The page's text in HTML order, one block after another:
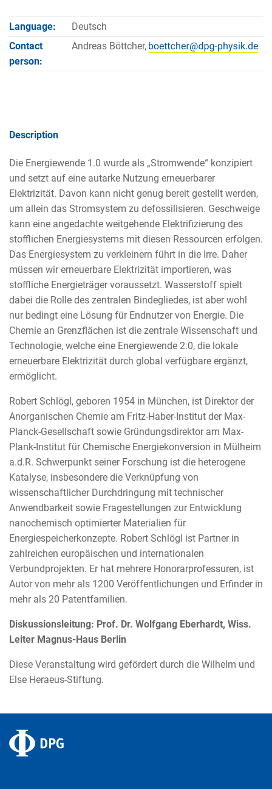
Language:
Deutsch
Contact
person:
Andreas Böttcher,
Description
Die Energiewende 1.0 wurde als „Stromwende“ konzipiert
und setzt auf eine autarke Nutzung erneuerbarer
Elektrizität. Davon kann nicht genug bereit gestellt werden,
um allein das Stromsystem zu defossilisieren. Geschweige
kann eine angedachte weitgehende Elektrifizierung des
stofflichen Energiesystems mit diesen Ressourcen erfolgen.
Das Energiesystem zu verkleinern führt in die Irre. Daher
müssen wir erneuerbare Elektrizität importieren, was
stoffliche Energieträger voraussetzt. Wasserstoff spielt
dabei die Rolle des zentralen Bindegliedes, ist aber wohl
nur bedingt eine Lösung für Endnutzer von Energie. Die
Chemie an Grenzflächen ist die zentrale Wissenschaft und
Technologie, welche eine Energiewende 2.0, die lokale
erneuerbare Elektrizität durch global verfügbare ergänzt,
ermöglicht.
Robert Schlögl, geboren 1954 in München, ist Direktor der
Anorganischen Chemie am Fritz-Haber-Institut der Max-
Planck-Gesellschaft sowie Gründungsdirektor am Max-
Plank-Institut für Chemische Energiekonversion in Mülheim
a.d.R. Schwerpunkt seiner Forschung ist die heterogene
Katalyse, insbesondere die Verknüpfung von
wissenschaftlicher Durchdringung mit technischer
Anwendbarkeit sowie Fragestellungen zur Entwicklung
nanochemisch optimierter Materialien für
Energiespeicherkonzepte. Robert Schlögl ist Partner in
zahlreichen europäischen und internationalen
Verbundprojekten. Er hat mehrere Honorarprofessuren, ist
Autor von mehr als 1200 Veröffentlichungen und Erfinder in
mehr als 20 Patentfamilien.
Diskussionsleitung: Prof. Dr. Wolfgang Eberhardt, Wiss.
Leiter Magnus-Haus Berlin
Diese Veranstaltung wird gefördert durch die Wilhelm und
Else Heraeus-Stiftung.